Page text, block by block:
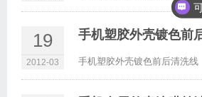
19
2012-03
手机塑胶外壳镀色前
手机塑胶外壳镀色前后清洗线